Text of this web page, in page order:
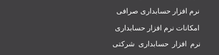
نرم افزار حسابداری صرافی
امکانات نرم افزار حسابداری
نرم افزار حسابداری شرکتی